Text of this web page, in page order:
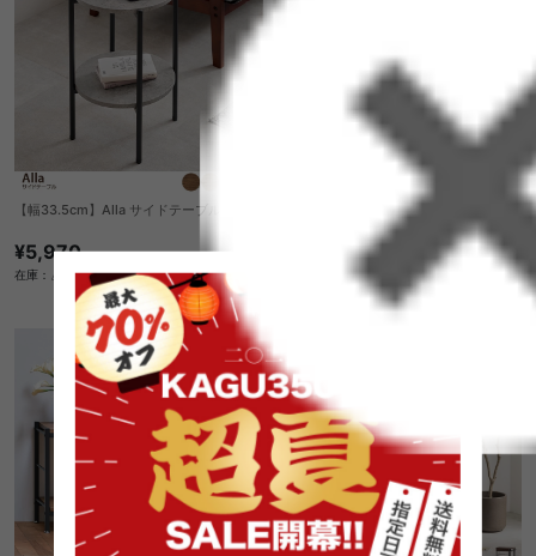
【幅33.5cm】Alla サイドテーブル
¥5,970
在庫：△
TREE マグネット式マルチストッカー